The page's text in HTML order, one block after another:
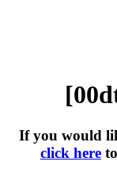
If you would
click here